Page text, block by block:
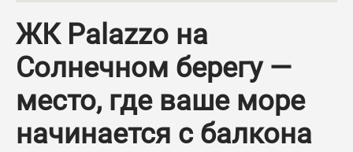
ЖК Palazzo на
Солнечном берегу —
место, где ваше море
начинается с балкона